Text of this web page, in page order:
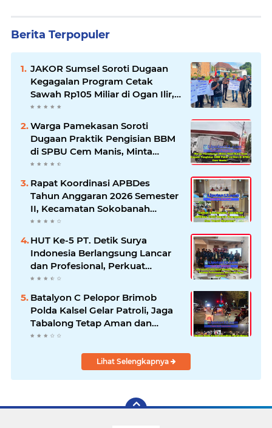
Berita Terpopuler
JAKOR Sumsel Soroti Dugaan
Kegagalan Program Cetak
Sawah Rp105 Miliar di Ogan Ilir,
Desak Kadis Pertanian Mundur
Warga Pamekasan Soroti
Dugaan Praktik Pengisian BBM
di SPBU Cem Manis, Minta
Klarifikasi dan Pengawasan
Rapat Koordinasi APBDes
Tahun Anggaran 2026 Semester
II, Kecamatan Sokobanah
Libatkan 12 Desa
HUT Ke-5 PT. Detik Surya
Indonesia Berlangsung Lancar
dan Profesional, Perkuat
Kompetensi Wartawan
Batalyon C Pelopor Brimob
Polda Kalsel Gelar Patroli, Jaga
Tabalong Tetap Aman dan
Kondusif
Lihat Selengkapnya